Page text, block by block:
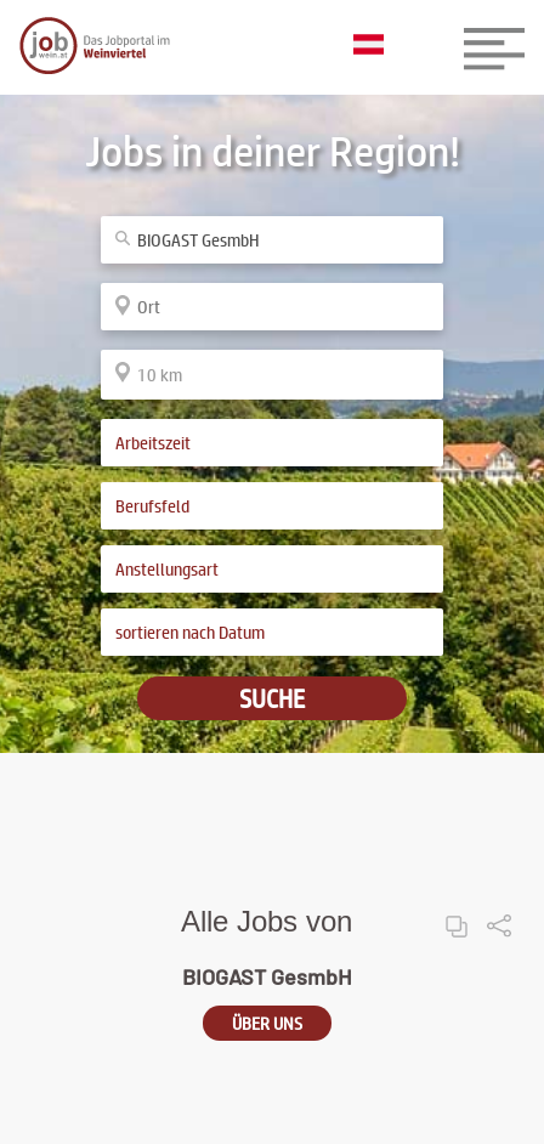
Jobs in deiner Region!
SUCHE
Alle Jobs von
BIOGAST GesmbH
ÜBER UNS